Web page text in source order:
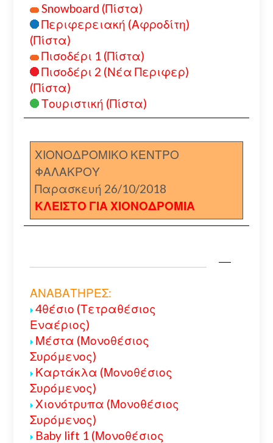
Snowboard (Πίστα)
Περιφερειακή (Αφροδίτη)
(Πίστα)
Πισοδέρι 1 (Πίστα)
Πισοδέρι 2 (Νέα Περιφερ)
(Πίστα)
Τουριστική (Πίστα)
ΧΙΟΝΟΔΡΟΜΙΚΟ ΚΕΝΤΡΟ
ΦΑΛΑΚΡΟΥ
Παρασκευή 26/10/2018
ΚΛΕΙΣΤΟ ΓΙΑ ΧΙΟΝΟΔΡΟΜΙΑ
ΑΝΑΒΑΤΗΡΕΣ:
4θέσιο (Τετραθέσιος
Εναέριος)
Μέστα (Μονοθέσιος
Συρόμενος)
Καρτάκλα (Μονοθέσιος
Συρόμενος)
Χιονότρυπα (Μονοθέσιος
Συρόμενος)
Baby lift 1 (Μονοθέσιος